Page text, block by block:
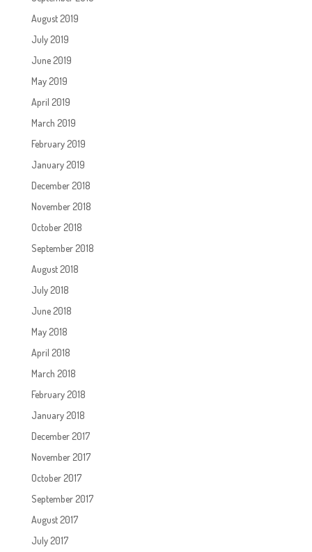
August 2019
July 2019
June 2019
May 2019
April 2019
March 2019
February 2019
January 2019
December 2018
November 2018
October 2018
September 2018
August 2018
July 2018
June 2018
May 2018
April 2018
March 2018
February 2018
January 2018
December 2017
November 2017
October 2017
September 2017
August 2017
July 2017